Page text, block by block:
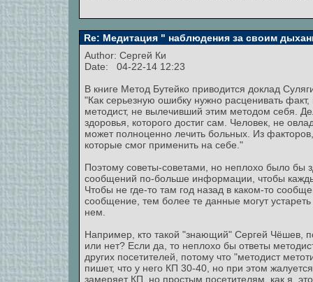
Re: Медитация " наблюдения за своим
Author: Сергей Ки
Date: 04-22-14 12:23
В книге Метод Бутейко приводится доклад
"Как серьезную ошибку нужно расценивать
методист, не вылечивший этим методом себя.
здоровья, которого достиг сам. Человек, не
может полноценно лечить больных. Из
которые смог применить на себе."
Поэтому советы-советами, но неплохо было бы
сообщений по-больше информации, чтобы
Чтобы не где-то там год назад в каком-то
сообщение, тем более те данные могут
нем.
Например, кто такой "знающий" Сергей Чёшев,
или нет? Если да, то неплохо бы ответы
других посетителей, потому что "методист
пишет, что у него КП 30-40, но при этом
замеряет КП, но простым посетителям, как я,